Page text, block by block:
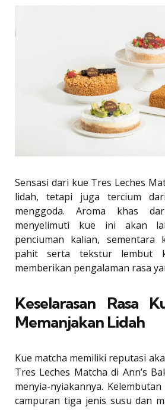
Sensasi dari kue Tres Leches
lidah, tetapi juga tercium
menggoda. Aroma khas
menyelimuti kue ini akan
penciuman kalian, sementara
pahit serta tekstur lembut
memberikan pengalaman rasa
Keselarasan Rasa
Memanjakan Lidah
Kue matcha memiliki reputasi
Tres Leches Matcha di Ann’s
menyia-nyiakannya.
campuran tiga jenis susu dan